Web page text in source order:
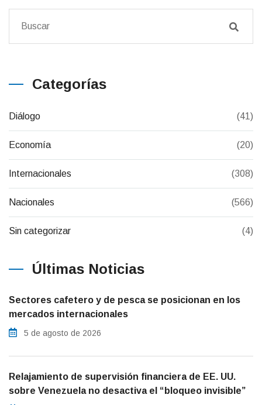
Categorías
Diálogo (41)
Economía (20)
Internacionales (308)
Nacionales (566)
Sin categorizar (4)
Últimas Noticias
Sectores cafetero y de pesca se posicionan en los
mercados internacionales
5 de agosto de 2026
Relajamiento de supervisión financiera de EE. UU.
sobre Venezuela no desactiva el “bloqueo invisible”